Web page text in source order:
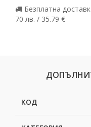
Безплатна
70 лв. / 35.79 €
КОД